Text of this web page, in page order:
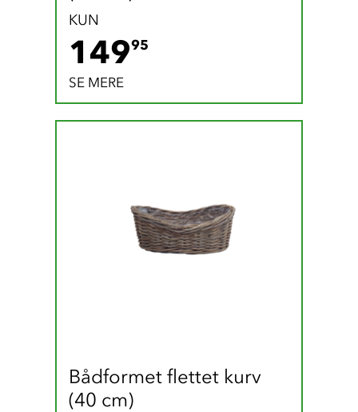
KUN
14995
SE MERE
Bådformet flettet kurv
(40 cm)